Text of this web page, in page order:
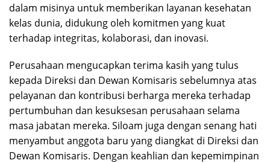
dalam misinya untuk memberikan layanan kesehatan
kelas dunia, didukung oleh komitmen yang kuat
terhadap integritas, kolaborasi, dan inovasi.
Perusahaan mengucapkan terima kasih yang tulus
kepada Direksi dan Dewan Komisaris sebelumnya atas
pelayanan dan kontribusi berharga mereka terhadap
pertumbuhan dan kesuksesan perusahaan selama
masa jabatan mereka. Siloam juga dengan senang hati
menyambut anggota baru yang diangkat di Direksi dan
Dewan Komisaris. Dengan keahlian dan kepemimpinan